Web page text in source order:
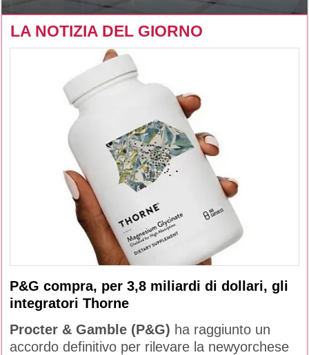
LA NOTIZIA DEL GIORNO
P&G compra, per 3,8 miliardi di dollari, gli
integratori Thorne
Procter & Gamble (P&G) ha raggiunto un
accordo definitivo per rilevare la newyorchese